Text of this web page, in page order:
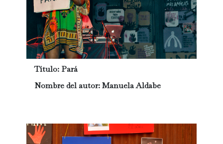
Título: Pará
Nombre del autor:Manuela Aldabe